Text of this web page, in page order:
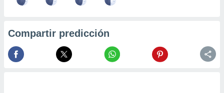
Compartir predicción